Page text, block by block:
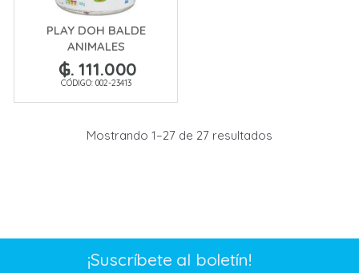
PLAY DOH BALDE
ANIMALES
₲. 111.000
CÓDIGO: 002-23413
Mostrando 1–27 de 27 resultados
¡Suscríbete al boletín!